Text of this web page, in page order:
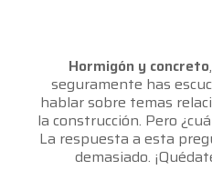
Hormigón y concreto
seguramente has
hablar sobre temas
la construcción. Pero
La respuesta a esta
demasiado.